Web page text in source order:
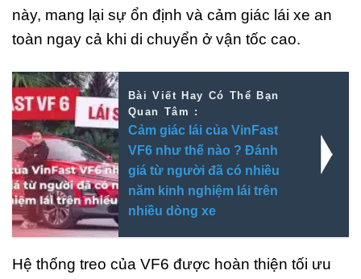
này, mang lại sự ổn định và cảm giác lái xe an
toàn ngay cả khi di chuyển ở vận tốc cao.
Bài Viết Hay Có Thể Bạn
Quan Tâm :
Cảm giác lái của VinFast
VF6 như thế nào ? Đánh
giá từ người đã có nhiều
năm kinh nghiệm lái trên
nhiều dòng xe
Hệ thống treo của VF6 được hoàn thiện tối ưu